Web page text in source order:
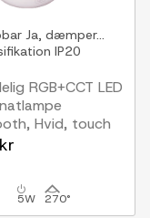
Ja, dæmper...
IP20
RGB+CCT LED
Hvid, touch
IP20
5W 270°